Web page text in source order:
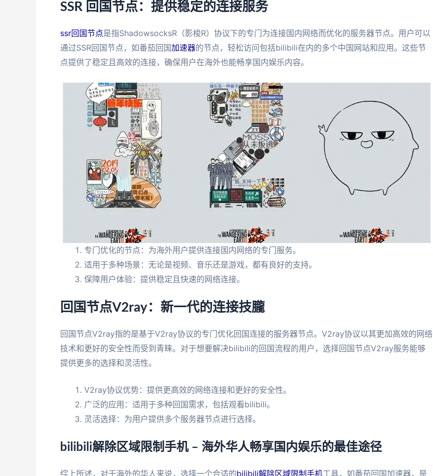
SSR 回国节点：提供稳定的连接服务
ssr回国节点是指ShadowsocksR（影梭R）协议下的专门为连接国内网络而优化的服务器节点。用户可以
通过SSR回国节点，如番茄回国加速器的节点，轻松访问包括bilibili在内的多个中国网站和应用。这些节
点提供了稳定且高效的连接，确保用户在海外也能畅享国内娱乐内容。
专门优化的节点：为海外用户提供连接国内网络的专门服务。
适用于多种场景：无论是视频、音乐还是游戏，都有良好的支持。
保障用户体验：提供稳定且快速的网络连接。
回国节点V2ray：新一代的连接技朧
回国节点V2ray指的是基于V2ray协议的专门优化回国连接的服务器节点。V2ray协议以其更加高效的网络
技术和更好的安全性而受到青睐。对于想要解决bilibili的回国流程的用户，选择回国节点V2ray服务能够
提供更多的选择和灵活性。
V2ray协议优势：提供更高效的网络连接和更好的安全性。
广泛的应用：适用于多种回国需求，包括观看bilibili。
灵活选择：为用户提供多个服务器节点进行选择。
bilibili解除区域限制手机 – 海外华人畅享国内娱乐的最佳途径
综上所述，对于海外的华人来说，选择一个合适的bilibili解除区域限制手机工具，如番茄回国加速器，是